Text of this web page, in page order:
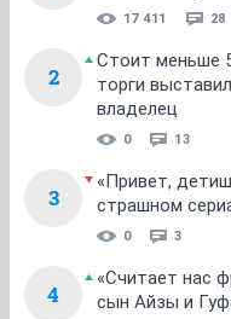
17 411 28
2
Стоит меньше
торги
владелец
0 13
3
«Привет,
страшном
0 3
4
«Считает нас
сын Айзы и